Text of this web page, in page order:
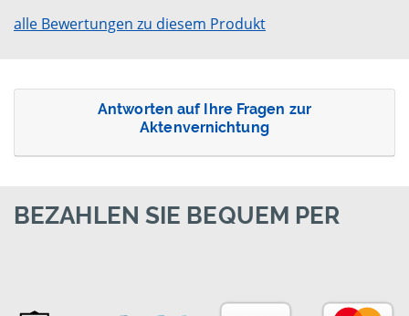
alle Bewertungen zu diesem Produkt
Antworten auf Ihre Fragen zur
Aktenvernichtung
BEZAHLEN SIE BEQUEM PER